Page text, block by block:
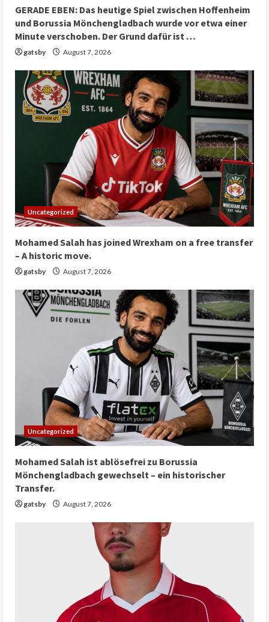
GERADE EBEN: Das heutige Spiel zwischen Hoffenheim
und Borussia Mönchengladbach wurde vor etwa einer
Minute verschoben. Der Grund dafür ist …
gatsby August 7, 2026
Uncategorized
Mohamed Salah has joined Wrexham on a free transfer
– A historic move.
gatsby August 7, 2026
Uncategorized
Mohamed Salah ist ablösefrei zu Borussia
Mönchengladbach gewechselt – ein historischer
Transfer.
gatsby August 7, 2026